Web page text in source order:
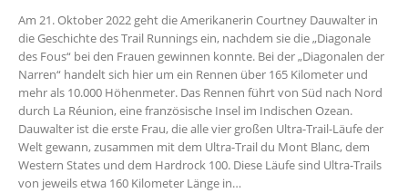
Am 21. Oktober 2022 geht die Amerikanerin Courtney Dauwalter in
die Geschichte des Trail Runnings ein, nachdem sie die „Diagonale
des Fous“ bei den Frauen gewinnen konnte. Bei der „Diagonalen der
Narren“ handelt sich hier um ein Rennen über 165 Kilometer und
mehr als 10.000 Höhenmeter. Das Rennen führt von Süd nach Nord
durch La Réunion, eine französische Insel im Indischen Ozean.
Dauwalter ist die erste Frau, die alle vier großen Ultra-Trail-Läufe der
Welt gewann, zusammen mit dem Ultra-Trail du Mont Blanc, dem
Western States und dem Hardrock 100. Diese Läufe sind Ultra-Trails
von jeweils etwa 160 Kilometer Länge in…